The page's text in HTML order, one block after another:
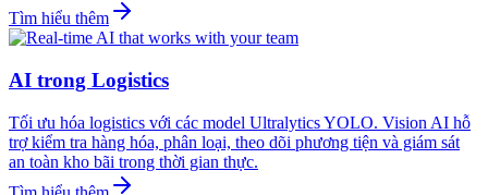
Tìm hiểu thêm
AI trong Logistics
Tối ưu hóa logistics với các model Ultralytics YOLO. Vision AI hỗ
trợ kiểm tra hàng hóa, phân loại, theo dõi phương tiện và giám sát
an toàn kho bãi trong thời gian thực.